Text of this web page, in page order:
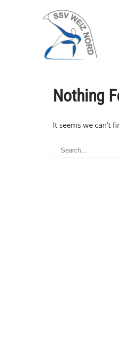
Nothing
It seems we can’t